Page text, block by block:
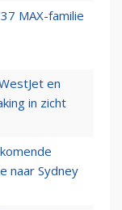
MAX-familie
en
in zicht
naar Sydney